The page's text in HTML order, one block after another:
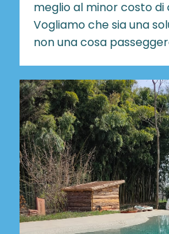
meglio al minor costo di
Vogliamo che sia una
non una cosa